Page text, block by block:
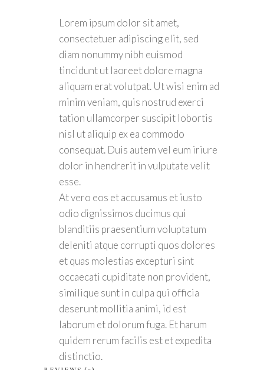
Lorem ipsum dolor sit amet,
consectetuer adipiscing elit, sed
diam nonummy nibh euismod
tincidunt ut laoreet dolore magna
aliquam erat volutpat. Ut wisi enim ad
minim veniam, quis nostrud exerci
tation ullamcorper suscipit lobortis
nisl ut aliquip ex ea commodo
consequat. Duis autem vel eum iriure
dolor in hendrerit in vulputate velit
esse.
At vero eos et accusamus et iusto
odio dignissimos ducimus qui
blanditiis praesentium voluptatum
deleniti atque corrupti quos dolores
et quas molestias excepturi sint
occaecati cupiditate non provident,
similique sunt in culpa qui officia
deserunt mollitia animi, id est
laborum et dolorum fuga. Et harum
quidem rerum facilis est et expedita
distinctio.